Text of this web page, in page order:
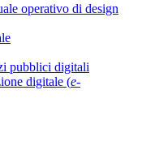
operativo di design
pubblici digitali
digitale (e-